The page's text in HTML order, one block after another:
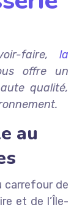
faire, la
offre un
qualité,
au
carrefour de
et de l’Île-